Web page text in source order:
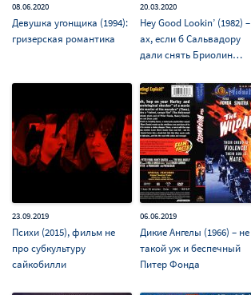
08.06.2020
Девушка угонщика (1994):
гризерская романтика
20.03.2020
Hey Good Lookin’ (1982) –
ах, если б Сальвадору
дали снять Бриолин…
23.09.2019
Психи (2015), фильм не
про субкультуру
сайкобилли
06.06.2019
Дикие Ангелы (1966) – не
такой уж и беспечный
Питер Фонда